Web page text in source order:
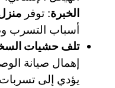
الخبرة: توفر
أسباب التسرب
تلف حشيات
إهمال صيانة
يؤدي إلى